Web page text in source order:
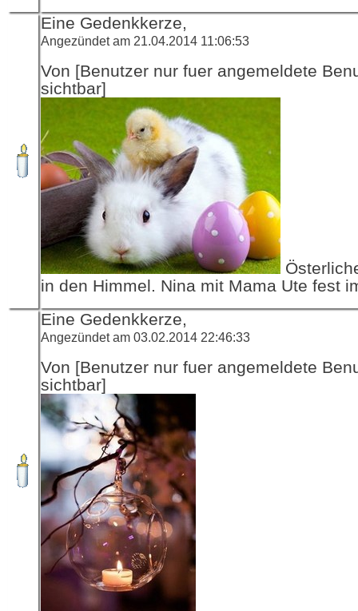
Eine Gedenkkerze,
Angezündet am 21.04.2014 11:06:53
Von [Benutzer nur fuer angemeldete
sichtbar]
in den Himmel. Nina mit Mama Ute fest
Eine Gedenkkerze,
Angezündet am 03.02.2014 22:46:33
Von [Benutzer nur fuer angemeldete
sichtbar]